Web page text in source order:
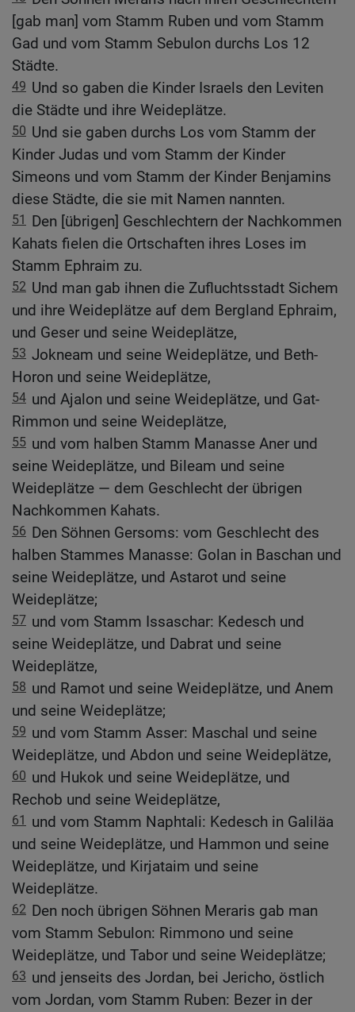
[gab man] vom Stamm Ruben und vom Stamm
Gad und vom Stamm Sebulon durchs Los 12
Städte.
49 Und so gaben die Kinder Israels den Leviten
die Städte und ihre Weideplätze.
50 Und sie gaben durchs Los vom Stamm der
Kinder Judas und vom Stamm der Kinder
Simeons und vom Stamm der Kinder Benjamins
diese Städte, die sie mit Namen nannten.
51
Den [übrigen] Geschlechtern der Nachkommen
Kahats fielen die Ortschaften ihres Loses im
Stamm Ephraim zu.
52 Und man gab ihnen die Zufluchtsstadt Sichem
und ihre Weideplätze auf dem Bergland Ephraim,
und Geser und seine Weideplätze,
53 Jokneam und seine Weideplätze, und Beth-
Horon und seine Weideplätze,
54 und Ajalon und seine Weideplätze, und Gat-
Rimmon und seine Weideplätze,
55 und vom halben Stamm Manasse Aner und
seine Weideplätze, und Bileam und seine
Weideplätze — dem Geschlecht der übrigen
Nachkommen Kahats.
56 Den Söhnen Gersoms: vom Geschlecht des
halben Stammes Manasse: Golan in Baschan und
seine Weideplätze, und Astarot und seine
Weideplätze;
57 und vom Stamm Issaschar: Kedesch und
seine Weideplätze, und Dabrat und seine
Weideplätze,
58 und Ramot und seine Weideplätze, und Anem
und seine Weideplätze;
59 und vom Stamm Asser: Maschal und seine
Weideplätze, und Abdon und seine Weideplätze,
60 und Hukok und seine Weideplätze, und
Rechob und seine Weideplätze,
61
und vom Stamm Naphtali: Kedesch in Galiläa
und seine Weideplätze, und Hammon und seine
Weideplätze, und Kirjataim und seine
Weideplätze.
62 Den noch übrigen Söhnen Meraris gab man
vom Stamm Sebulon: Rimmono und seine
Weideplätze, und Tabor und seine Weideplätze;
63 und jenseits des Jordan, bei Jericho, östlich
vom Jordan, vom Stamm Ruben: Bezer in der